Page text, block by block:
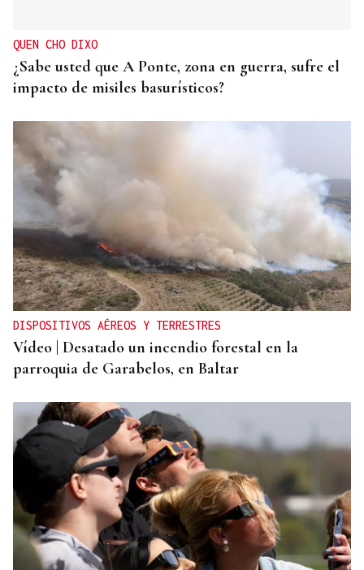
QUEN CHO DIXO
¿Sabe usted que A Ponte, zona en guerra, sufre el
impacto de misiles basurísticos?
DISPOSITIVOS AÉREOS Y TERRESTRES
Vídeo | Desatado un incendio forestal en la
parroquia de Garabelos, en Baltar